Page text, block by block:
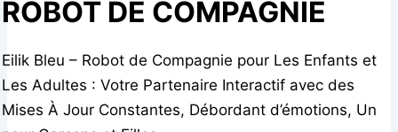
ROBOT DE COMPAGNIE
Eilik Bleu – Robot de Compagnie pour Les Enfants et
Les Adultes : Votre Partenaire Interactif avec des
Mises À Jour Constantes, Débordant d’émotions, Un